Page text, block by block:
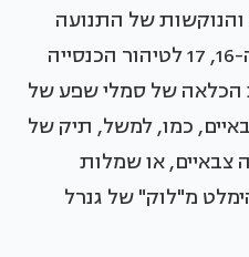
והנוקשות של התנועה
הפוריטנית שפעלה במאות ה-16, 17 לטיהור הכנסייה
הכלאה של סמלי שפע של
כמו, למשל, תיק של
צבאיים, או שמלות
מ"לוק" של גנרל